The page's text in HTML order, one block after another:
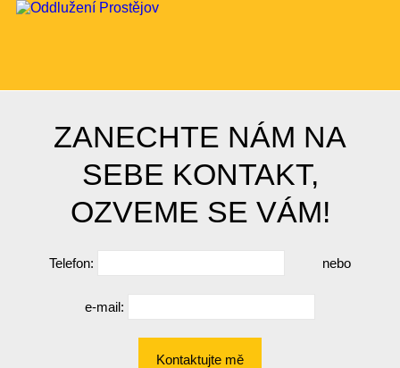
ZANECHTE NÁM NA
SEBE KONTAKT,
OZVEME SE VÁM!
Telefon: nebo
e-mail:
Kontaktujte mě